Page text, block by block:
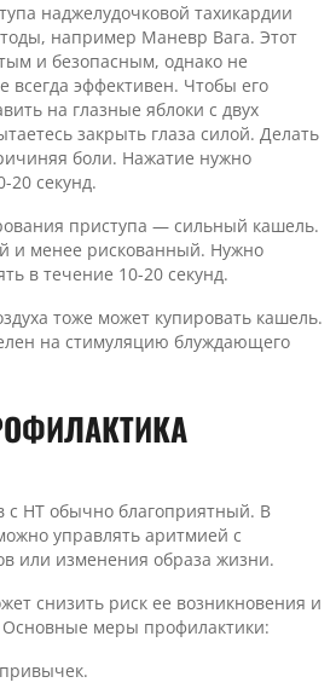
наджелудочковой тахикардии
например Маневр Вага. Этот
и безопасным, однако не
всегда эффективен. Чтобы его
на глазные яблоки с двух
закрыть глаза силой. Делать
боли. Нажатие нужно
20 секунд.
приступа — сильный кашель.
и менее рискованный. Нужно
в течение 10-20 секунд.
тоже может купировать кашель.
на стимуляцию блуждающего
с НТ обычно благоприятный. В
управлять аритмией с
или изменения образа жизни.
снизить риск ее возникновения и
меры профилактики: